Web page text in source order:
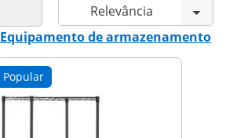
Equipamento de armazenamento
Popular